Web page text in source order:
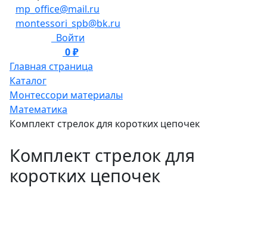
mp_office@mail.ru
montessori_spb@bk.ru
Войти
0 ₽
Главная страница
Каталог
Монтессори материалы
Математика
Комплект стрелок для коротких цепочек
Комплект стрелок для
коротких цепочек